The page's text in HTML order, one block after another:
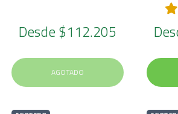
Desde$112.205
AGOTADO